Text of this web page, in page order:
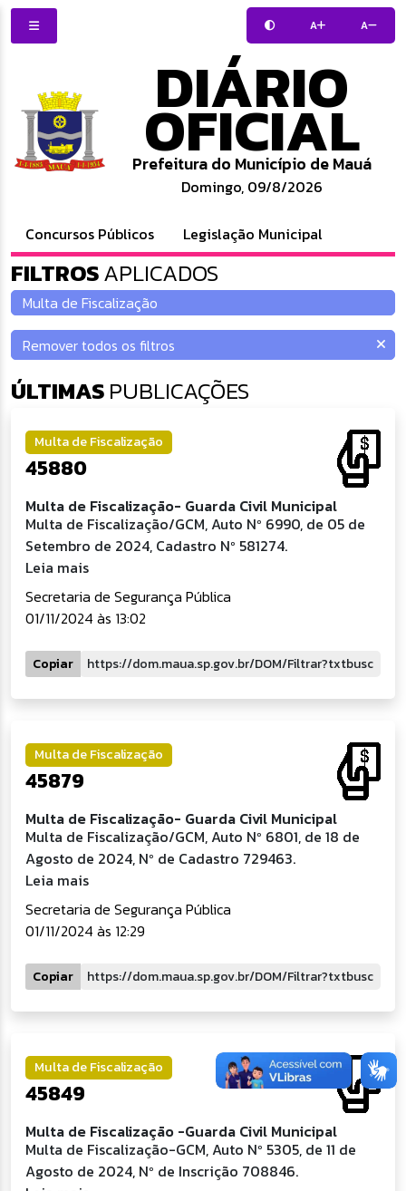
A A
DIÁRIO
OFICIAL
Prefeitura do Município de Mauá
Domingo, 09/8/2026
Concursos Públicos Legislação Municipal
FILTROSAPLICADOS
ÚLTIMASPUBLICAÇÕES
Multa de Fiscalização
45880
Multa de Fiscalização- Guarda Civil Municipal
Multa de Fiscalização/GCM, Auto Nº 6990, de 05 de
Setembro de 2024, Cadastro Nº 581274.
Leia mais
Secretaria de Segurança Pública
01/11/2024 às 13:02
Copiar
Multa de Fiscalização
45879
Multa de Fiscalização- Guarda Civil Municipal
Multa de Fiscalização/GCM, Auto Nº 6801, de 18 de
Agosto de 2024, Nº de Cadastro 729463.
Leia mais
Secretaria de Segurança Pública
01/11/2024 às 12:29
Copiar
Multa de Fiscalização
45849
Multa de Fiscalização -Guarda Civil Municipal
Multa de Fiscalização-GCM, Auto Nº 5305, de 11 de
Agosto de 2024, Nº de Inscrição 708846.